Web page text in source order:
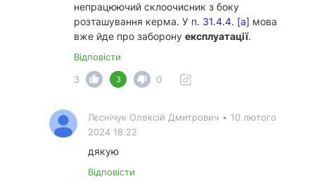
непрацюючий склоочисник з боку
розташування керма. У п. 31.4.4. [а] мова
вже йде про заборону експлуатації.
Відповісти
3
3 0
Лєснічук Олексій Дмитрович • 10 лютого
2024 18:22
дякую
Відповісти